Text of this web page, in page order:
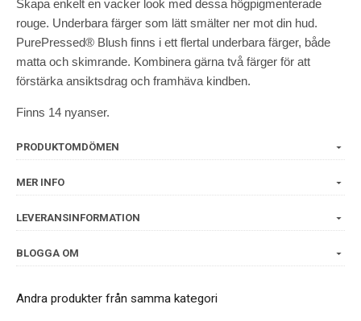
Skapa enkelt en vacker look med dessa högpigmenterade
rouge. Underbara färger som lätt smälter ner mot din hud.
PurePressed® Blush finns i ett flertal underbara färger, både
matta och skimrande. Kombinera gärna två färger för att
förstärka ansiktsdrag och framhäva kindben.
Finns 14 nyanser.
PRODUKTOMDÖMEN
MER INFO
LEVERANSINFORMATION
BLOGGA OM
Andra produkter från samma kategori